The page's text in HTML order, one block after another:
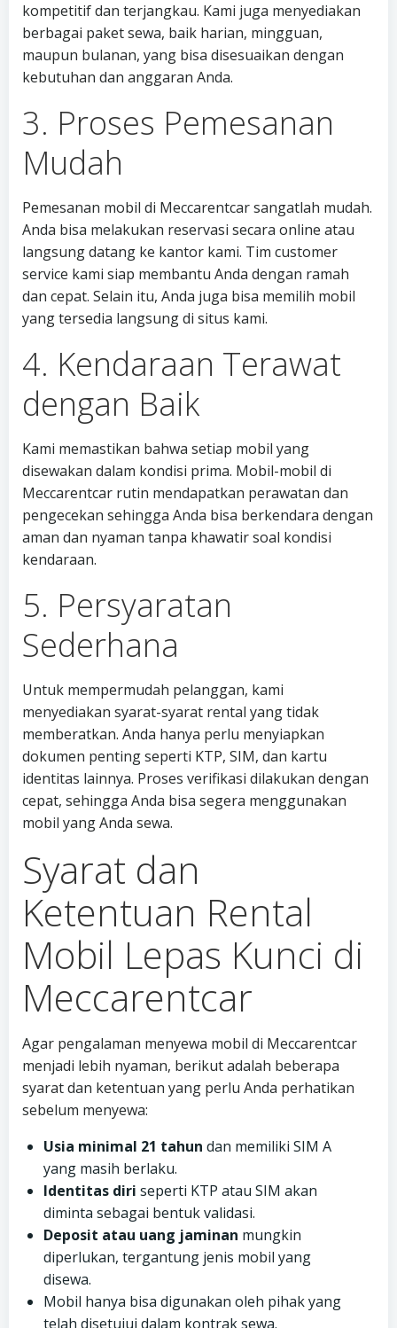
kompetitif dan terjangkau. Kami juga menyediakan
berbagai paket sewa, baik harian, mingguan,
maupun bulanan, yang bisa disesuaikan dengan
kebutuhan dan anggaran Anda.
3. Proses Pemesanan
Mudah
Pemesanan mobil di Meccarentcar sangatlah mudah.
Anda bisa melakukan reservasi secara online atau
langsung datang ke kantor kami. Tim customer
service kami siap membantu Anda dengan ramah
dan cepat. Selain itu, Anda juga bisa memilih mobil
yang tersedia langsung di situs kami.
4. Kendaraan Terawat
dengan Baik
Kami memastikan bahwa setiap mobil yang
disewakan dalam kondisi prima. Mobil-mobil di
Meccarentcar rutin mendapatkan perawatan dan
pengecekan sehingga Anda bisa berkendara dengan
aman dan nyaman tanpa khawatir soal kondisi
kendaraan.
5. Persyaratan
Sederhana
Untuk mempermudah pelanggan, kami
menyediakan syarat-syarat rental yang tidak
memberatkan. Anda hanya perlu menyiapkan
dokumen penting seperti KTP, SIM, dan kartu
identitas lainnya. Proses verifikasi dilakukan dengan
cepat, sehingga Anda bisa segera menggunakan
mobil yang Anda sewa.
Syarat dan
Ketentuan Rental
Mobil Lepas Kunci di
Meccarentcar
Agar pengalaman menyewa mobil di Meccarentcar
menjadi lebih nyaman, berikut adalah beberapa
syarat dan ketentuan yang perlu Anda perhatikan
sebelum menyewa:
Usia minimal 21 tahun dan memiliki SIM A
yang masih berlaku.
Identitas diri seperti KTP atau SIM akan
diminta sebagai bentuk validasi.
Deposit atau uang jaminan mungkin
diperlukan, tergantung jenis mobil yang
disewa.
Mobil hanya bisa digunakan oleh pihak yang
telah disetujui dalam kontrak sewa.